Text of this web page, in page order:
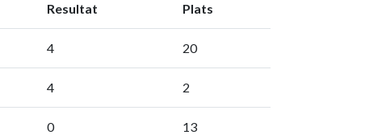
Resultat Plats
4 20
4 2
0 13